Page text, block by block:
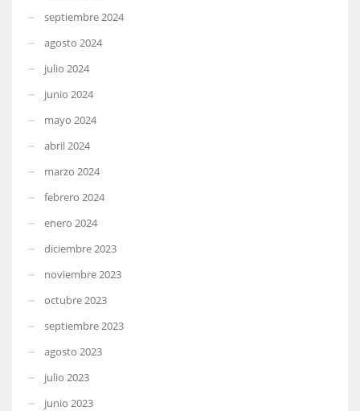
septiembre 2024
agosto 2024
julio 2024
junio 2024
mayo 2024
abril 2024
marzo 2024
febrero 2024
enero 2024
diciembre 2023
noviembre 2023
octubre 2023
septiembre 2023
agosto 2023
julio 2023
junio 2023